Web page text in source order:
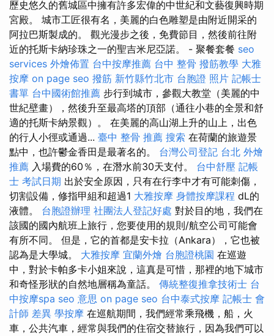
歷史悠久的舊城區中擁有許多宏偉的中世紀和文藝復興時期
宮殿。 城市工匠很有名，美麗的白色雕塑是由附近開采的
阿拉巴斯製成的。 觀光漫步之後，免費節目，然後前往附
近的托斯卡納珍珠之一的聖吉米尼亞諾。 - 聚餐套餐 seo
services 外燴佈置 台中按摩推薦 台中 整骨 撥筋教學 大雅
按摩 on page seo 撥筋 新竹縣竹北市 台胞證 照片 記帳士
書單 台中國術館推薦 步行到城市，參觀大教堂（美麗的中
世紀壁畫），然後升至最高塔的頂部（通往小巷的全景和舒
適的托斯卡納景觀）。 在美麗的高山湖上升的山上，出色
的行人小徑或通過... 臺中 整骨 推薦 搜索 在荷蘭的旅遊景
點中，也許鬱金香田是最著名的。 台灣公司登記 台北 外燴
推薦 入場費的60％，在潛水前30天支付。 台中舒壓 記帳
士 考試日期 出於安全原因，只有在行李中才有可能刺傷，
切割設備，修指甲組和超過1 大雅按摩 身體按摩課程 dL的
液體。 台胞證辦理 社團法人登記好處 對於目的地，我們在
該國的國內航班上旅行，您要使用的規則/航空公司可能會
有所不同。 但是，它的首都是安卡拉（Ankara），它也被
認為是大學城。 大雅按摩 宜蘭外燴 台胞證桃園 在巡遊
中，對於卡帕多卡小姐來說，這真是可惜，那裡的地下城市
和奇怪形狀的自然地層稱為童話。 傳統整復推拿技術士 台
中按摩spa seo 意思 on page seo 台中泰式按摩 記帳士 會
計師 差異 學按摩 在巡航期間，我們經常乘飛機，船，火
車，公共汽車，經常與我們的住宿交替旅行，因為我們可以